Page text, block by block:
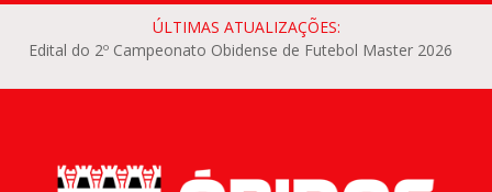
ÚLTIMAS ATUALIZAÇÕES:
Edital do 2º Campeonato Obidense de Futebol Master 2026